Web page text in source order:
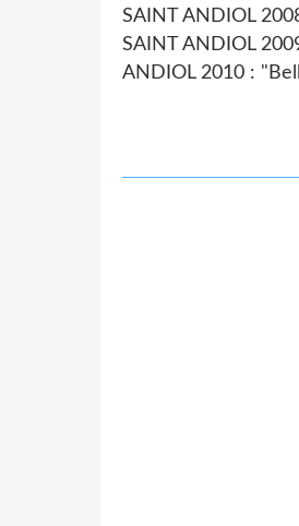
SAINT ANDIOL
SAINT ANDIOL
ANDIOL 2010 :